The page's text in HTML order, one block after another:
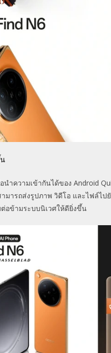
นำความเข้ากันได้ของ Android
มารถส่งรูปภาพ วิดีโอ และไฟล์ไป
อข้ามระบบนิเวศให้ดียิ่งขึ้น